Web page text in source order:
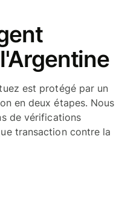
est protégé par un
en deux étapes. Nous
de vérifications
transaction contre la